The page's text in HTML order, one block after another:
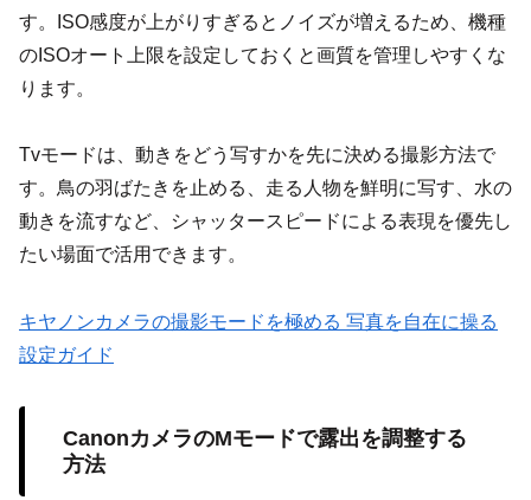
す。ISO感度が上がりすぎるとノイズが増えるため、機種
のISOオート上限を設定しておくと画質を管理しやすくな
ります。
Tvモードは、動きをどう写すかを先に決める撮影方法で
す。鳥の羽ばたきを止める、走る人物を鮮明に写す、水の
動きを流すなど、シャッタースピードによる表現を優先し
たい場面で活用できます。
キヤノンカメラの撮影モードを極める 写真を自在に操る
設定ガイド
CanonカメラのMモードで露出を調整する
方法